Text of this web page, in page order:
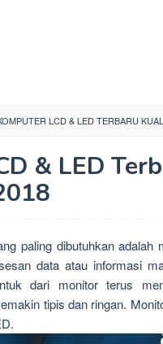
LCD & LED TERBARU
& LED
paling dibutuhkan adalah
data atau informasi
dari monitor terus
tipis dan ringan.